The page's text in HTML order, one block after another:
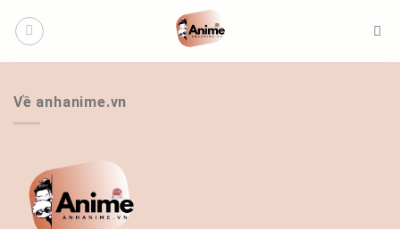
qua
Về anhanime.vn